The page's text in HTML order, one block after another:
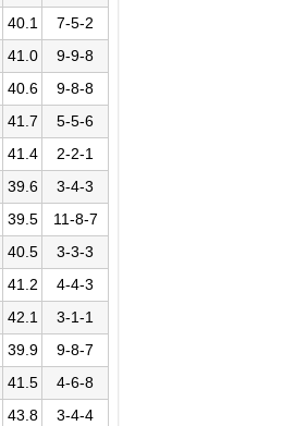
40.1
7-5-2
41.0
9-9-8
40.6
9-8-8
41.7
5-5-6
41.4
2-2-1
39.6
3-4-3
39.5
11-8-7
40.5
3-3-3
41.2
4-4-3
42.1
3-1-1
39.9
9-8-7
41.5
4-6-8
43.8
3-4-4